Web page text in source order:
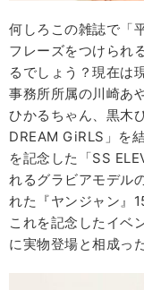
何しろこの雑誌で「
フレーズをつけられ
るでしょう？現在は
事務所所属の川崎あ
ひかるちゃん、黒木
DREAM GiRLS」を
を記念した「SS
れるグラビアモデル
れた『ヤンジャン』
これを記念したイベ
に実物登場と相成っ